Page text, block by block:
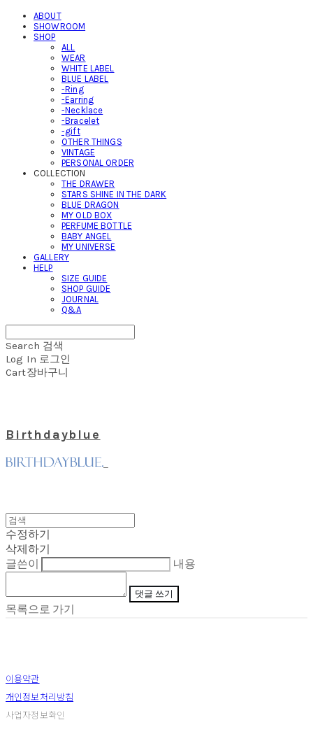
ABOUT
SHOWROOM
SHOP
ALL
WEAR
WHITE LABEL
BLUE LABEL
-Ring
-Earring
-Necklace
-Bracelet
-gift
OTHER THINGS
VINTAGE
PERSONAL ORDER
COLLECTION
THE DRAWER
STARS SHINE IN THE DARK
BLUE DRAGON
MY OLD BOX
PERFUME BOTTLE
BABY ANGEL
MY UNIVERSE
GALLERY
HELP
SIZE GUIDE
SHOP GUIDE
JOURNAL
Q&A
Search 검색
Log In 로그인
Cart장바구니
Birthdayblue
수정하기
삭제하기
글쓴이
내용
댓글 쓰기
목록으로 가기
이용약관
개인정보처리방침
사업자정보확인